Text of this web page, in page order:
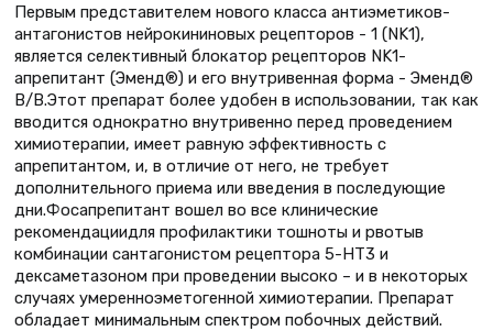
Первым представителем нового класса антиэметиков-
антагонистов нейрокининовых рецепторов - 1 (NK1),
является селективный блокатор рецепторов NK1-
апрепитант (Эменд®) и его внутривенная форма - Эменд®
В/В.Этот препарат более удобен в использовании, так как
вводится однократно внутривенно перед проведением
химиотерапии, имеет равную эффективность с
апрепитантом, и, в отличие от него, не требует
дополнительного приема или введения в последующие
дни.Фосапрепитант вошел во все клинические
рекомендациидля профилактики тошноты и рвотыв
комбинации сантагонистом рецептора 5-НТ3 и
дексаметазоном при проведении высоко – и в некоторых
случаях умеренноэметогенной химиотерапии. Препарат
обладает минимальным спектром побочных действий.